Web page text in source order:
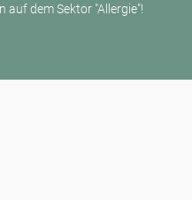
auf dem Sektor "Allergie"!